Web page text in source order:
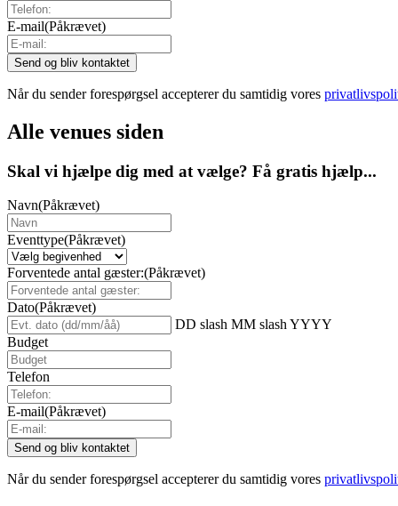
E-mail(Påkrævet)
Når du sender forespørgsel accepterer du samtidig vores
Alle venues siden
Skal vi hjælpe dig med at vælge? Få gratis hjælp...
Navn(Påkrævet)
Eventtype(Påkrævet)
Forventede antal gæster:(Påkrævet)
Dato(Påkrævet)
DD slash MM slash YYYY
Budget
Telefon
E-mail(Påkrævet)
Når du sender forespørgsel accepterer du samtidig vores